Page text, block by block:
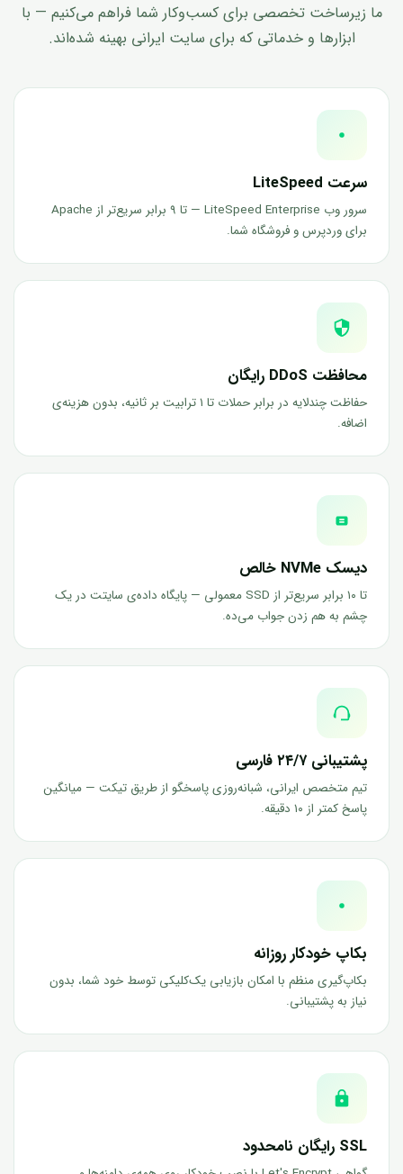
ما زیرساخت تخصصی برای کسب‌وکار شما فراهم می‌کنیم — با
ابزارها و خدماتی که برای سایت ایرانی بهینه شده‌اند.
سرعت LiteSpeed
سرور وب LiteSpeed Enterprise — تا ۹ برابر سریع‌تر از Apache
برای وردپرس و فروشگاه شما.
محافظت DDoS رایگان
حفاظت چندلایه در برابر حملات تا ۱ ترابیت بر ثانیه، بدون هزینه‌ی
اضافه.
دیسک NVMe خالص
تا ۱۰ برابر سریع‌تر از SSD معمولی — پایگاه داده‌ی سایتت در یک
چشم به هم زدن جواب می‌ده.
پشتیبانی ۲۴/۷ فارسی
تیم متخصص ایرانی، شبانه‌روزی پاسخگو از طریق تیکت — میانگین
پاسخ کمتر از ۱۰ دقیقه.
بکاپ خودکار روزانه
بکاپ‌گیری منظم با امکان بازیابی یک‌کلیکی توسط خود شما، بدون
نیاز به پشتیبانی.
SSL رایگان نامحدود